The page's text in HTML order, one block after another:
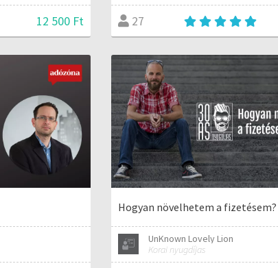
12 500 Ft 27
Hogyan növelhetem a fizetésem?
UnKnown Lovely Lion
Korai nyugdíjas